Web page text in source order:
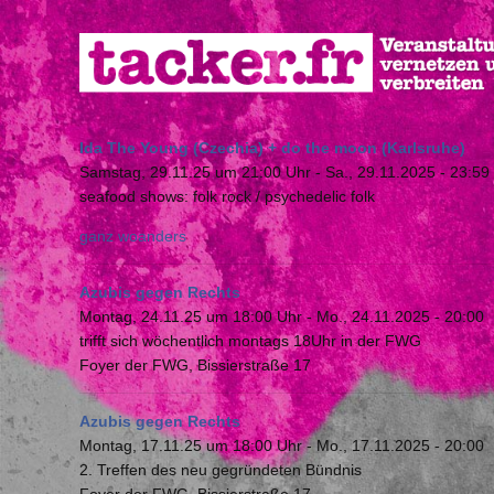
Direkt
zum
Inhalt
Ida The Young (Czechia) + do the moon (Karlsruhe)
Samstag, 29.11.25 um 21:00 Uhr- Sa., 29.11.2025 - 23:59
seafood shows: folk rock / psychedelic folk
ganz woanders
Azubis gegen Rechts
Montag, 24.11.25 um 18:00 Uhr- Mo., 24.11.2025 - 20:00
trifft sich wöchentlich montags 18Uhr in der FWG
Foyer der FWG, Bissierstraße 17
Azubis gegen Rechts
Montag, 17.11.25 um 18:00 Uhr-Mo., 17.11.2025 - 20:00
2. Treffen des neu gegründeten Bündnis